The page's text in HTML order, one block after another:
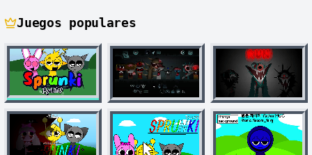
Juegos populares